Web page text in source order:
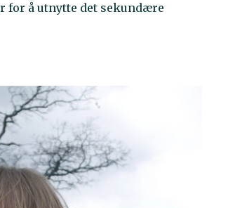
for å utnytte det sekundære